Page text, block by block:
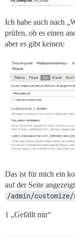
Ich habe auch nach
prüfen, ob es einen
aber es gibt keinen:
Das ist für mich ein
auf der Seite
/admin/
1 „Gefällt mir“